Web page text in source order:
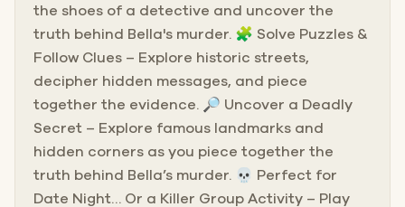
the shoes of a detective and uncover the
truth behind Bella's murder. 🧩 Solve Puzzles &
Follow Clues – Explore historic streets,
decipher hidden messages, and piece
together the evidence. 🔎 Uncover a Deadly
Secret – Explore famous landmarks and
hidden corners as you piece together the
truth behind Bella’s murder. 💀 Perfect for
Date Night… Or a Killer Group Activity – Play